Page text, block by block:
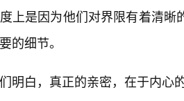
上是因为他们对界限有着清
的细节。
明白，真正的亲密，在于内心